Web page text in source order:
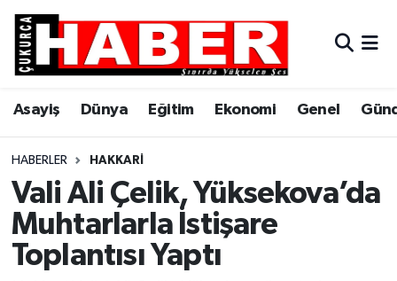
Asayiş Dünya Eğitim Ekonomi Genel
HABERLER HAKKARI
Vali Ali Çelik, Yüksekova’da
Muhtarlarla İstişare
Toplantısı Yaptı
Asayiş
Dünya
Eğitim
Ekonomi
Genel
Hava Durumu
Trafik Durumu
Süper Lig Puan Durumu ve Fikstür
Tüm Manşetler
Son Dakika Haberleri